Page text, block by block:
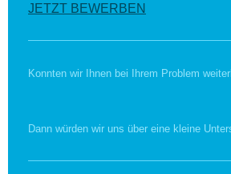
JETZT BEWERBEN
Konnten wir Ihnen bei Ihrem Problem
Dann würden wir uns über eine kleine